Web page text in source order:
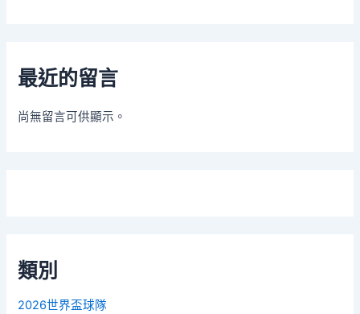
最近的留言
尚無留言可供顯示。
類別
2026世界盃球隊